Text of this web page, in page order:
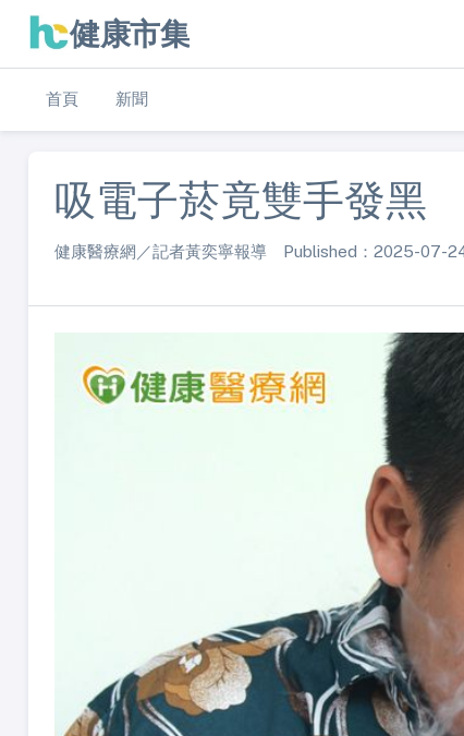
健康市集
首頁 新聞
吸電子菸竟雙手發黑
健康醫療網／記者黃奕寧報導 Published：2025-07-